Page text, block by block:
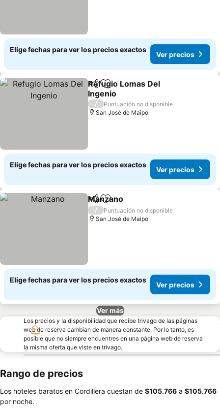
Elige fechas para ver los precios exactos
Ver precios
CompartirAgregar a favoritos
Refugio Lomas Del
Ingenio
Ver precios
/
Puntuación no disponible
San José de Maipo
Elige fechas para ver los precios exactos
Ver precios
CompartirAgregar a favoritos
Manzano
/
Puntuación no disponible
San José de Maipo
Elige fechas para ver los precios exactos
Ver precios
Ver más
Los precios y la disponibilidad que recibe trivago de las páginas
web de reserva cambian de manera constante. Por lo tanto, es
posible que no siempre encuentres en una página web de reserva
la misma oferta que viste en trivago.
Rango de precios
Los hoteles baratos en Cordillera cuestan de ‎$105.766 a ‎$105.766
por noche.